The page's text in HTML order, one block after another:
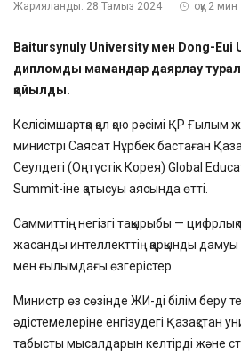
Жарияланды: 28 Тамыз 2024 оқу 2 мин
Baitursynuly University мен Dong-Eui
дипломды мамандар даярлау туралы
қойылды.
Келісімшартқа қол қою рәсімі ҚР Ғылым
министрі Саясат Нұрбек бастаған
Сеулдегі (Оңтүстік Корея) Global
Summit-іне қатысуы аясында өтті.
Саммиттің негізгі тақырыбы —
жасанды интеллекттің қарқынды
мен ғылымдағы өзгерістер.
Министр өз сөзінде ЖИ-ді білім беру
әдістемелеріне енгізудегі Қазақстан
табысты мысалдарын келтірді және